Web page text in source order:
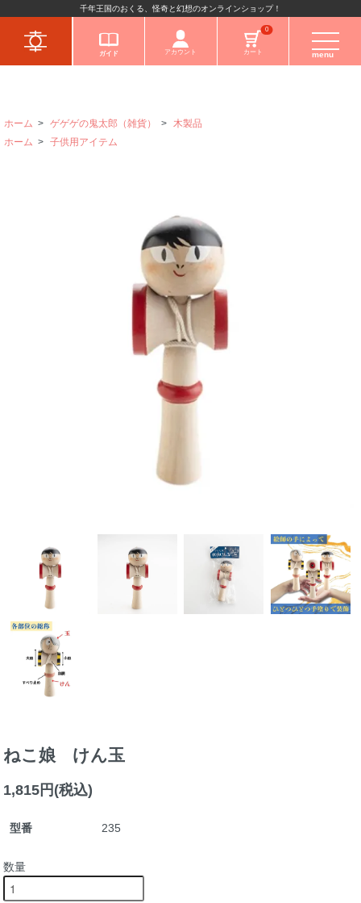
キャラクターか
千年王国のおくる、怪奇と幻想のオンラインショップ！
ガイド アカウント
0
カート menu
ホーム > ゲゲゲの鬼太郎（雑貨） > 木製品
ホーム > 子供用アイテム
ねこ娘 けん玉
1,815円(税込)
型番 235
数量